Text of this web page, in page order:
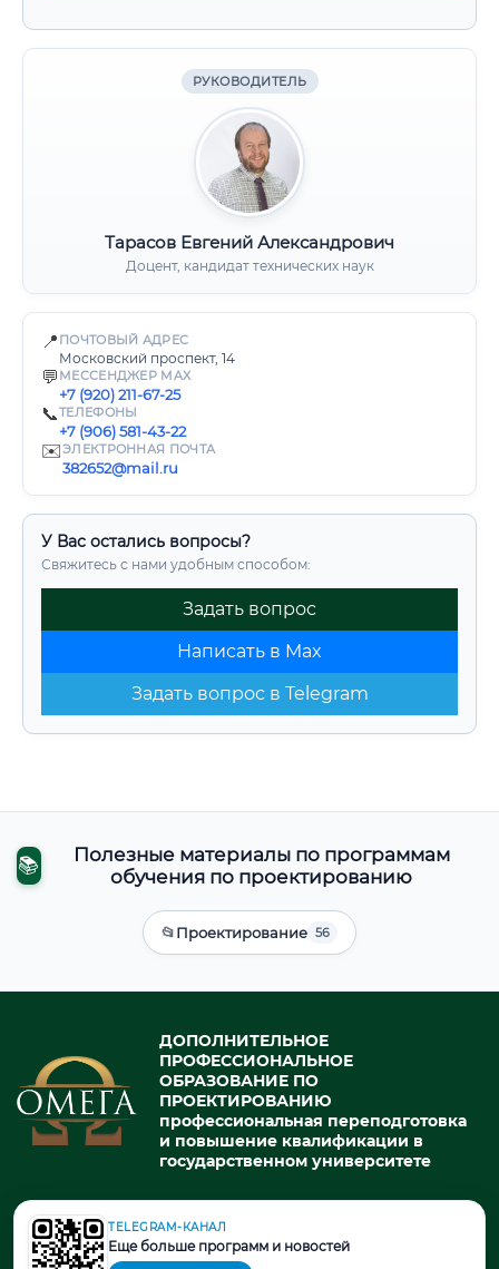
РУКОВОДИТЕЛЬ
Тарасов Евгений Александрович
Доцент, кандидат технических наук
📍 ПОЧТОВЫЙ АДРЕС
Московский проспект, 14
💬 МЕССЕНДЖЕР MAX
+7 (920) 211-67-25
📞ТЕЛЕФОНЫ
+7 (906) 581-43-22
✉️ЭЛЕКТРОННАЯ ПОЧТА
382652@mail.ru
У Вас остались вопросы?
Свяжитесь с нами удобным способом:
Задать вопрос
Написать в Max
Задать вопрос в Telegram
📚
Полезные материалы по программам
обучения по проектированию
📂Проектирование 56
ДОПОЛНИТЕЛЬНОЕ
ПРОФЕССИОНАЛЬНОЕ
ОБРАЗОВАНИЕ ПО
ПРОЕКТИРОВАНИЮ
профессиональная переподготовка
и повышение квалификации в
государственном университете
© 2026. При использовании материалов портала активная ссылка
на источник обязательна.
TELEGRAM-КАНАЛ
Еще больше программ и новостей